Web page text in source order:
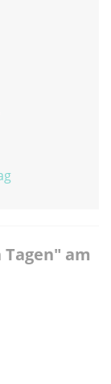
am